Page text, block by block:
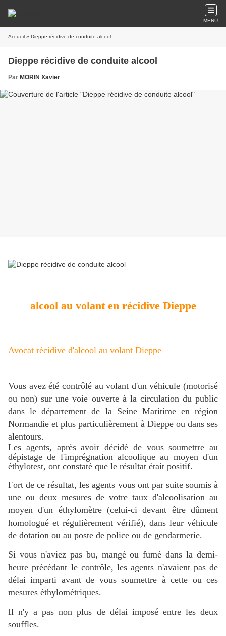
MENU
Accueil » Dieppe récidive de conduite alcool
Dieppe récidive de conduite alcool
Par MORIN Xavier
alcool au volant en récidive Dieppe
Avocat récidive d'alcool au volant Dieppe
Vous avez été contrôlé au volant d'un véhicule (motorisé
ou non) sur une voie ouverte à la circulation du public
dans le département de la Seine Maritime en région
Normandie et plus particulièrement à Dieppe ou dans ses
alentours.
Les agents, après avoir décidé de vous soumettre au
dépistage de l'imprégnation alcoolique au moyen d'un
éthylotest, ont constaté que le résultat était positif.
Fort de ce résultat, les agents vous ont par suite soumis à
une ou deux mesures de votre taux d'alcoolisation au
moyen d'un éthylomètre (celui-ci devant être dûment
homologué et régulièrement vérifié), dans leur véhicule
de dotation ou au poste de police ou de gendarmerie.
Si vous n'aviez pas bu, mangé ou fumé dans la demi-
heure précédant le contrôle, les agents n'avaient pas de
délai imparti avant de vous soumettre à cette ou ces
mesures éthylométriques.
Il n'y a pas non plus de délai imposé entre les deux
souffles.